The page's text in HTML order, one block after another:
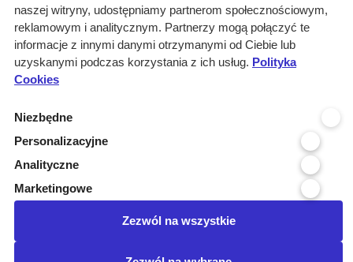
Branże: Laboratoria
Miejscowość organizatora: Tuch...
Branże: Finanse - bankowość
Branże: Spożywcza
Kraj realizacji: POLSKA
Województwo realizacji
Miejscowość organizatora
Posiadamy certyfikat:
naszej witryny, udostępniamy partnerom społecznościowym,
reklamowym i analitycznym. Partnerzy mogą połączyć te
informacje z innymi danymi otrzymanymi od Ciebie lub
uzyskanymi podczas korzystania z ich usług. Polityka
Cookies
Niezbędne
Personalizacyjne
Analityczne
Marketingowe
Zezwól na wszystkie